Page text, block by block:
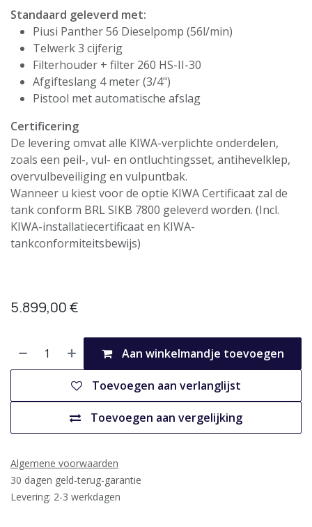
Standaard geleverd met:
Piusi Panther 56 Dieselpomp (56l/min)
Telwerk 3 cijferig
Filterhouder + filter 260 HS-II-30
Afgifteslang 4 meter (3/4")
Pistool met automatische afslag
Certificering
De levering omvat alle KIWA-verplichte onderdelen,
zoals een peil-, vul- en ontluchtingsset, antihevelklep,
overvulbeveiliging en vulpuntbak.
Wanneer u kiest voor de optie KIWA Certificaat zal de
tank conform BRL SIKB 7800 geleverd worden. (Incl.
KIWA-installatiecertificaat en KIWA-
tankconformiteitsbewijs)
5.899,00€
Aan winkelmandje toevoegen
Toevoegen aan vergelijking
Toevoegen aan verlanglijst
Algemene voorwaarden
30 dagen geld-terug-garantie
Levering: 2-3 werkdagen